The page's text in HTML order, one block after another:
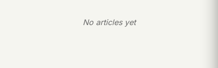
No articles yet